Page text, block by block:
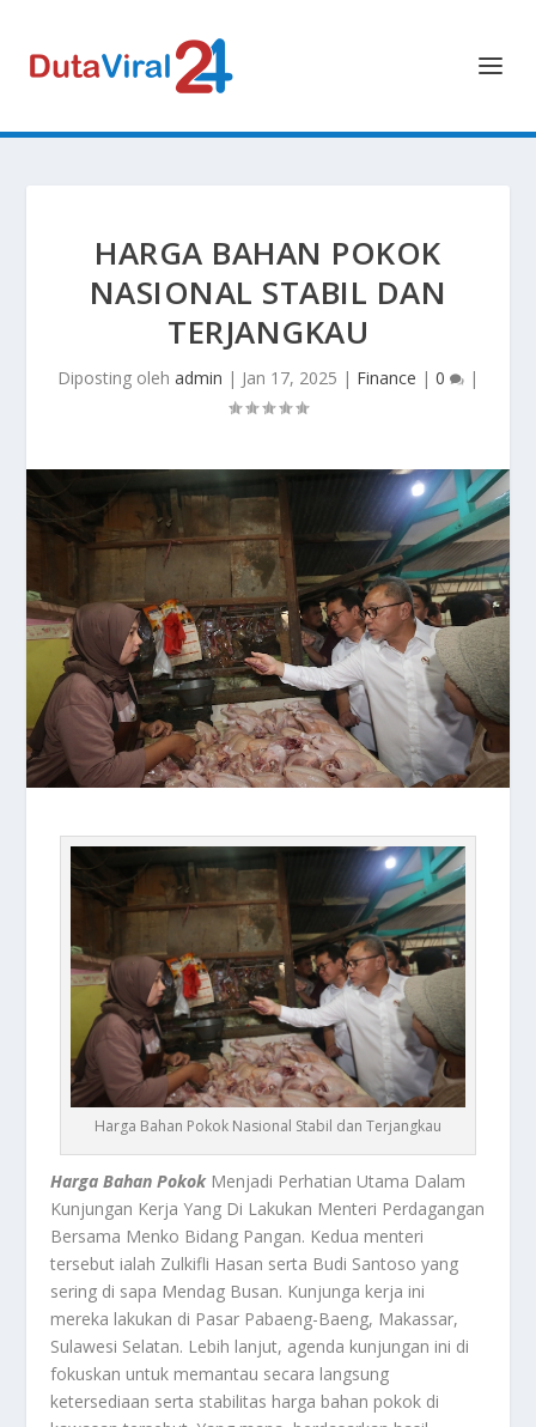
HARGA BAHAN POKOK
NASIONAL STABIL DAN
TERJANGKAU
Diposting oleh admin | Jan 17, 2025 | Finance | 0 |
Harga Bahan Pokok Nasional Stabil dan Terjangkau
Harga Bahan PokokMenjadi Perhatian Utama Dalam
Kunjungan Kerja Yang Di Lakukan Menteri Perdagangan
Bersama Menko Bidang Pangan. Kedua menteri
tersebut ialah Zulkifli Hasan serta Budi Santoso yang
sering di sapa Mendag Busan. Kunjunga kerja ini
mereka lakukan di Pasar Pabaeng-Baeng, Makassar,
Sulawesi Selatan. Lebih lanjut, agenda kunjungan ini di
fokuskan untuk memantau secara langsung
ketersediaan serta stabilitas harga bahan pokok di